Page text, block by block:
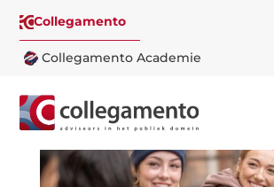
Collegamento
Collegamento Academie